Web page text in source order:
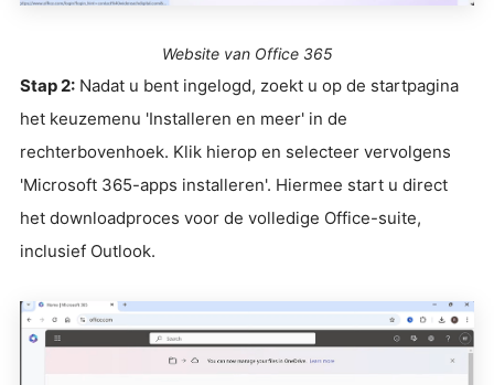
Website van Office 365
Stap 2: Nadat u bent ingelogd, zoekt u op de startpagina
het keuzemenu 'Installeren en meer' in de
rechterbovenhoek. Klik hierop en selecteer vervolgens
'Microsoft 365-apps installeren'. Hiermee start u direct
het downloadproces voor de volledige Office-suite,
inclusief Outlook.